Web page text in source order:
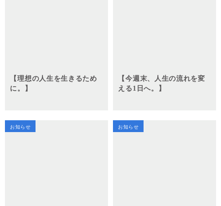
【理想の人生を生きるため
に。】
【今週末、人生の流れを変
える1日へ。】
お知らせ お知らせ